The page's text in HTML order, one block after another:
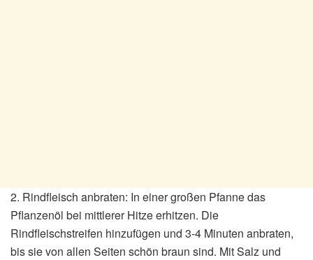
2. Rindfleisch anbraten: In einer großen Pfanne das
Pflanzenöl bei mittlerer Hitze erhitzen. Die
Rindfleischstreifen hinzufügen und 3-4 Minuten anbraten,
bis sie von allen Seiten schön braun sind. Mit Salz und